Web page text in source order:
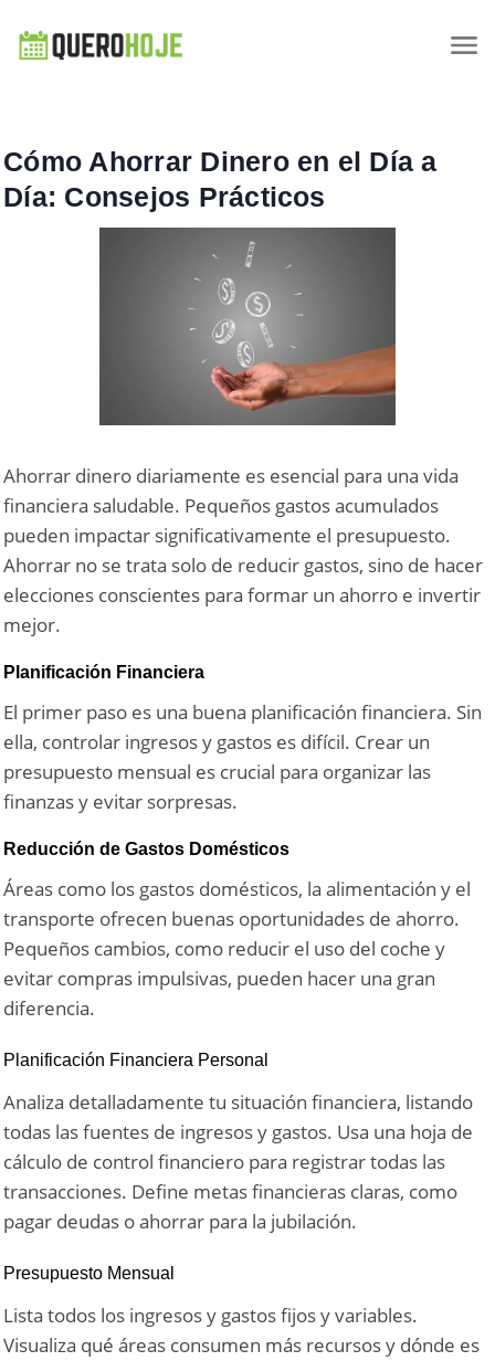
Cómo Ahorrar Dinero en el Día a
Día: Consejos Prácticos
Ahorrar dinero diariamente es esencial para una vida
financiera saludable. Pequeños gastos acumulados
pueden impactar significativamente el presupuesto.
Ahorrar no se trata solo de reducir gastos, sino de hacer
elecciones conscientes para formar un ahorro e invertir
mejor.
Planificación Financiera
El primer paso es una buena planificación financiera. Sin
ella, controlar ingresos y gastos es difícil. Crear un
presupuesto mensual es crucial para organizar las
finanzas y evitar sorpresas.
Reducción de Gastos Domésticos
Áreas como los gastos domésticos, la alimentación y el
transporte ofrecen buenas oportunidades de ahorro.
Pequeños cambios, como reducir el uso del coche y
evitar compras impulsivas, pueden hacer una gran
diferencia.
Planificación Financiera Personal
Analiza detalladamente tu situación financiera, listando
todas las fuentes de ingresos y gastos. Usa una hoja de
cálculo de control financiero para registrar todas las
transacciones. Define metas financieras claras, como
pagar deudas o ahorrar para la jubilación.
Presupuesto Mensual
Lista todos los ingresos y gastos fijos y variables.
Visualiza qué áreas consumen más recursos y dónde es